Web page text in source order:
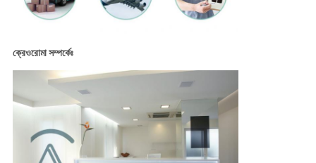
ক্রেওরোমা সম্পর্কেঃ